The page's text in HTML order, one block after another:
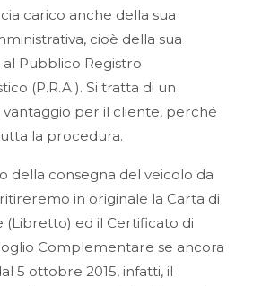
carico anche della sua
cioè della sua
al Pubblico Registro
(P.R.A.). Si tratta di un
per il cliente, perché
la procedura.
della consegna del veicolo da
in originale la Carta di
(Libretto) ed il Certificato di
Complementare se ancora
5 ottobre 2015, infatti, il